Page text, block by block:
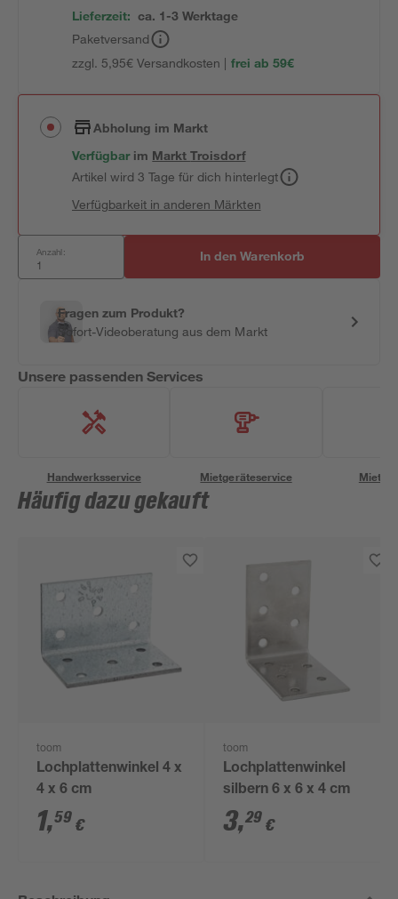
Lieferzeit: ca. 1-3 Werktage
Paketversand
zzgl. 5,95€ Versandkosten | frei ab 59€
Abholung im Markt
Verfügbar im MarktTroisdorf
Artikel wird 3 Tage für dich hinterlegt
Verfügbarkeit in anderen Märkten
Anzahl: In den Warenkorb
Fragen zum Produkt?
Sofort-Videoberatung aus dem Markt
Unsere passenden Services
Handwerksservice Mietgeräteservice
Häufig dazu gekauft
toom
Lochplattenwinkel 4 x
4 x 6 cm
1,59 €
toom
Lochplattenwinkel
silbern 6 x 6 x 4 cm
3,29 €